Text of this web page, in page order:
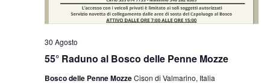
55° Raduno al Bosco delle Penne Mozze
30 Agosto
Bosco delle Penne MozzeCison di Valmarino, Italia